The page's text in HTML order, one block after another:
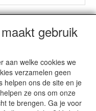
gebruik
aan welke cookies we
verzamelen geen
helpen ons de site en je
ze ons om onze
te brengen. Ga je voor
412951 BD
+ 31 (0) 523-237993